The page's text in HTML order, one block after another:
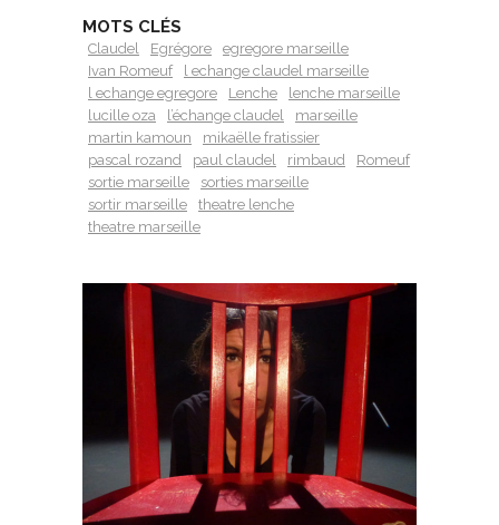
MOTS CLÉS
Claudel Egrégore
egregore marseille
Ivan Romeuf
l echange claudel marseille
l echange egregore
Lenche
lenche marseille
lucille oza
l’échange claudel
marseille
martin kamoun
mikaëlle fratissier
pascal rozand
paul claudel rimbaud
Romeuf
sortie marseille
sorties marseille
sortir marseille
theatre lenche
theatre marseille